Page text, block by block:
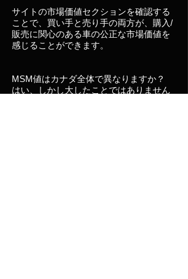
サイトの市場価値セクションを確認する
ことで、買い手と売り手の両方が、購入/
販売に関心のある車の公正な市場価値を
感じることができます。
MSM値はカナダ全体で異なりますか？
はい、しかし大したことではありません